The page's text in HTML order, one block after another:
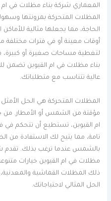
المعماري شركة بناء مظلات في ام
المظلات المتحركة بمرونتها
الحاجة، مما يجعلها مثالية
أوقات معينة أو في فترات مختلفة
لتغطية مساحات صغيرة أو
بناء مظلات في ام القيوين تضمن
عالية تتناسب مع متطلباتك.
المظلات المتحركة هي الحل
مؤقتة من الشمس أو الأمطار. من
ام القيوين، تستطيع أن تتحكم في
تامة، مما يتيح لك الاستفادة من
بالشمس عندما ترغب بذلك. تقدم
مظلات في ام القيوين خيارات
ذلك المظلات القماشية
الحل المثالي لاحتياجاتك.